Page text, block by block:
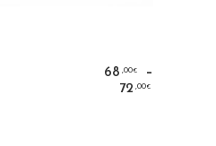
68 ,00€ –
72 ,00€